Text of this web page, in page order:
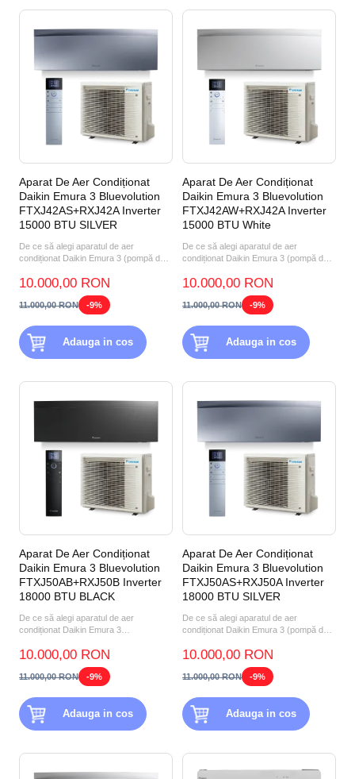
Aparat De Aer Condiționat
Daikin Emura 3 Bluevolution
FTXJ42AS+RXJ42A Inverter
15000 BTU SILVER
De ce să alegi aparatul de aer
condiționat Daikin Emura 3 (pompă de
10.000,00 RON
11.000,00 RON -9%
Adauga in cos
Aparat De Aer Condiționat
Daikin Emura 3 Bluevolution
FTXJ42AW+RXJ42A Inverter
15000 BTU White
De ce să alegi aparatul de aer
condiționat Daikin Emura 3 (pompă de
10.000,00 RON
11.000,00 RON -9%
Adauga in cos
Aparat De Aer Condiționat
Daikin Emura 3 Bluevolution
FTXJ50AB+RXJ50B Inverter
18000 BTU BLACK
De ce să alegi aparatul de aer
condiționat Daikin Emura 3
BLACK? P...
10.000,00 RON
11.000,00 RON -9%
Adauga in cos
Aparat De Aer Condiționat
Daikin Emura 3 Bluevolution
FTXJ50AS+RXJ50A Inverter
18000 BTU SILVER
De ce să alegi aparatul de aer
condiționat Daikin Emura 3 (pompă de
10.000,00 RON
11.000,00 RON -9%
Adauga in cos